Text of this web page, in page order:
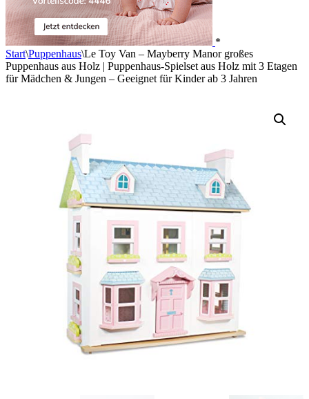
*
Start\Puppenhaus\Le Toy Van – Mayberry Manor großes
Puppenhaus aus Holz | Puppenhaus-Spielset aus Holz mit 3 Etagen
für Mädchen & Jungen – Geeignet für Kinder ab 3 Jahren